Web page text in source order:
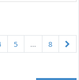
5 … 8